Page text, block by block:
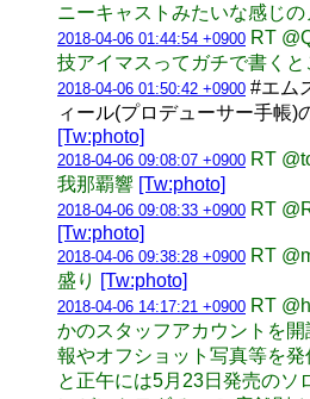
ニーキャストみたいな感じ
2018-04-06 01:44:54 +0900 RT
技アイマスってガチで書く
2018-04-06 01:50:42 +0900 #エム
ィール(プロデューサー手帳)
[Tw:photo]
2018-04-06 09:08:07 +0900 RT
我那覇響 [Tw:photo]
2018-04-06 09:08:33 +0900 RT
[Tw:photo]
2018-04-06 09:38:28 +0900 RT
盛り [Tw:photo]
2018-04-06 14:17:21 +0900 RT
かのスタッフアカウントを
報やオフショット写真等を
と正午には5月23日発売のソ